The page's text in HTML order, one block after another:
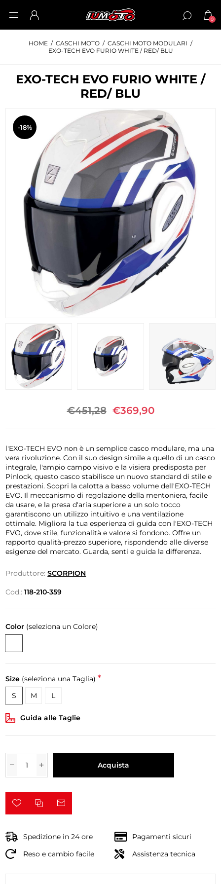
0
HOME / CASCHI MOTO / CASCHI MOTO MODULARI /
EXO-TECH EVO FURIO WHITE / RED/ BLU
EXO-TECH EVO FURIO WHITE /
RED/ BLU
-18%
€451,28 €369,90
l'EXO-TECH EVO non è un semplice casco modulare, ma una
vera rivoluzione. Con il suo design simile a quello di un casco
integrale, l'ampio campo visivo e la visiera predisposta per
Pinlock, questo casco stabilisce un nuovo standard di stile e
prestazioni. Scopri la calotta a basso volume dell'EXO-TECH
EVO. Il meccanismo di regolazione della mentoniera, facile
da usare, e la presa d'aria superiore a un solo tocco
garantiscono un utilizzo intuitivo e una ventilazione
ottimale. Migliora la tua esperienza di guida con l'EXO-TECH
EVO, dove stile, funzionalità e valore si fondono. Offre un
rapporto qualità-prezzo superiore, rispondendo alle diverse
esigenze del mercato. Guarda, senti e guida la differenza.
Produttore: SCORPION
Cod.: 118-210-359
Color (seleziona un Colore)
Size (seleziona una Taglia) *
S M L
Guida alle Taglie
Acquista
Spedizione in 24 ore
Pagamenti sicuri
Reso e cambio facile
Assistenza tecnica